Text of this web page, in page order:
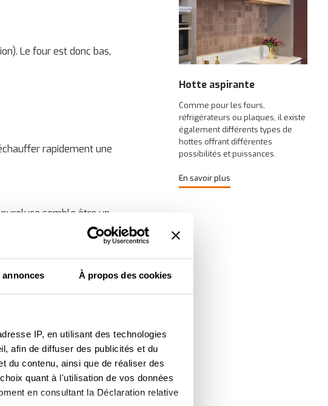
annonces À propos des cookies
IP, en utilisant des technologies
afin de diffuser des publicités et du
du contenu, ainsi que de réaliser des
quant à l'utilisation de vos données
en consultant la Déclaration relative
Le four est donc bas,
rapidement une
semble être un
à 500 °C, et donc « cuits
a les mêmes fonctions
goût, de texture ou de
Hotte aspirante
Comme pour les fours,
réfrigérateurs ou plaques, il existe
également différents types de
hottes offrant différentes
possibilités et puissances.
En savoir plus